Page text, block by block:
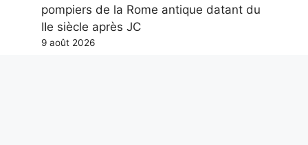
pompiers de la Rome antique datant du
IIe siècle après JC
9 août 2026